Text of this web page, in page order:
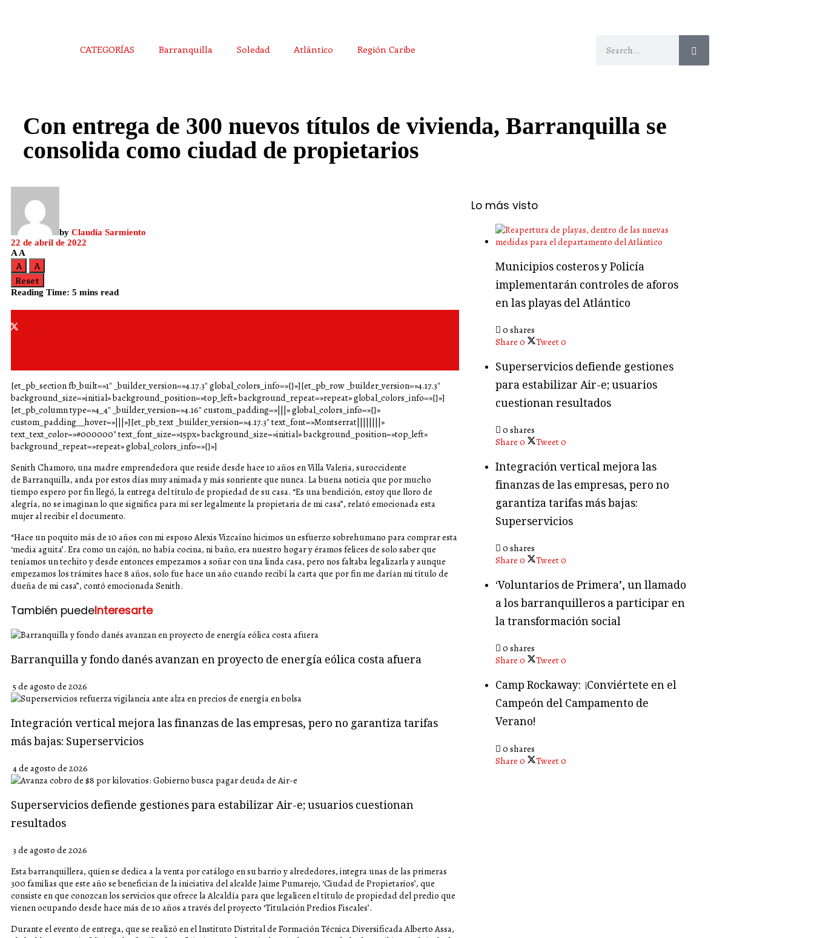
CATEGORÍAS Barranquilla Soledad Atlántico Región Caribe
Con entrega de 300 nuevos títulos de vivienda, Barranquilla se
consolida como ciudad de propietarios
by Claudia Sarmiento
22 de abril de 2022
A A
A
A
Reset
Reading Time: 5 mins read
[et_pb_section fb_built=»1″ _builder_version=»4.17.3″ global_colors_info=»{}»][et_pb_row _builder_version=»4.17.3″
background_size=»initial» background_position=»top_left» background_repeat=»repeat» global_colors_info=»{}»]
[et_pb_column type=»4_4″ _builder_version=»4.16″ custom_padding=»|||» global_colors_info=»{}»
custom_padding__hover=»|||»][et_pb_text _builder_version=»4.17.3″ text_font=»Montserrat||||||||»
text_text_color=»#000000″ text_font_size=»15px» background_size=»initial» background_position=»top_left»
background_repeat=»repeat» global_colors_info=»{}»]
Senith Chamoro, una madre emprendedora que reside desde hace 10 años en Villa Valeria, suroccidente
de Barranquilla, anda por estos días muy animada y más sonriente que nunca. La buena noticia que por mucho
tiempo espero por fin llegó, la entrega del título de propiedad de su casa. “Es una bendición, estoy que lloro de
alegría, no se imaginan lo que significa para mí ser legalmente la propietaria de mi casa”, relató emocionada esta
mujer al recibir el documento.
“Hace un poquito más de 10 años con mi esposo Alexis Vizcaíno hicimos un esfuerzo sobrehumano para comprar esta
‘media aguita’. Era como un cajón, no había cocina, ni baño, era nuestro hogar y éramos felices de solo saber que
teníamos un techito y desde entonces empezamos a soñar con una linda casa, pero nos faltaba legalizarla y aunque
empezamos los trámites hace 8 años, solo fue hace un año cuando recibí la carta que por fin me darían mi título de
dueña de mi casa”, contó emocionada Senith.
También puedeInteresarte
Barranquilla y fondo danés avanzan en proyecto de energía eólica costa afuera
5 de agosto de 2026
Integración vertical mejora las finanzas de las empresas, pero no garantiza tarifas
más bajas: Superservicios
4 de agosto de 2026
Superservicios defiende gestiones para estabilizar Air-e; usuarios cuestionan
resultados
3 de agosto de 2026
Esta barranquillera, quien se dedica a la venta por catálogo en su barrio y alrededores, integra unas de las primeras
300 familias que este año se benefician de la iniciativa del alcalde Jaime Pumarejo, ‘Ciudad de Propietarios’, que
consiste en que conozcan los servicios que ofrece la Alcaldía para que legalicen el título de propiedad del predio que
vienen ocupando desde hace más de 10 años a través del proyecto ‘Titulación Predios Fiscales’.
Durante el evento de entrega, que se realizó en el Instituto Distrital de Formación Técnica Diversificada Alberto Assa,
Lo más visto
Municipios costeros y Policía
implementarán controles de aforos
en las playas del Atlántico
0 shares
Share 0 Tweet0
Superservicios defiende gestiones
para estabilizar Air-e; usuarios
cuestionan resultados
0 shares
Share 0 Tweet0
Integración vertical mejora las
finanzas de las empresas, pero no
garantiza tarifas más bajas:
Superservicios
0 shares
Share 0 Tweet0
‘Voluntarios de Primera’, un llamado
a los barranquilleros a participar en
la transformación social
0 shares
Share 0 Tweet0
Camp Rockaway: ¡Conviértete en el
Campeón del Campamento de
Verano!
0 shares
Share 0 Tweet0